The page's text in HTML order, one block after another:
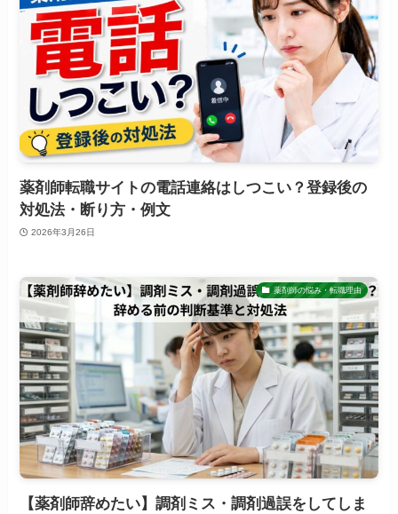
薬剤師転職サイトの電話連絡はしつこい？登録後の
対処法・断り方・例文
2026年3月26日
薬剤師の悩み・転職理由
【薬剤師辞めたい】調剤ミス・調剤過誤をしてしま